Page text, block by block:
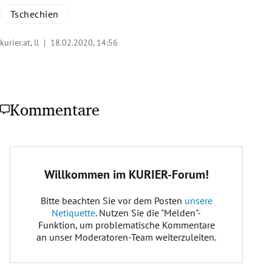
Tschechien
kurier.at, ll | 18.02.2020, 14:56
Kommentare